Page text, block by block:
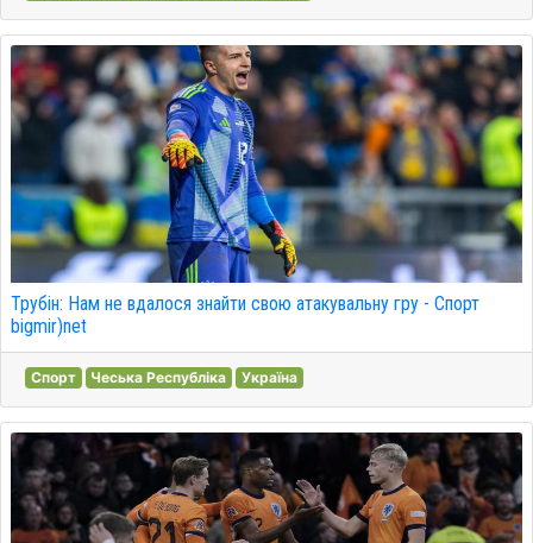
Трубін: Нам не вдалося знайти свою атакувальну гру - Спорт
bigmir)net
Спорт Чеська Республіка Україна